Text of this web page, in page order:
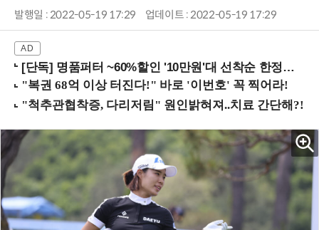
발행일 : 2022-05-19 17:29 업데이트 : 2022-05-19 17:29
[단독] 명품퍼터 ~60%할인 '10만원'대 선착순 한정판매!